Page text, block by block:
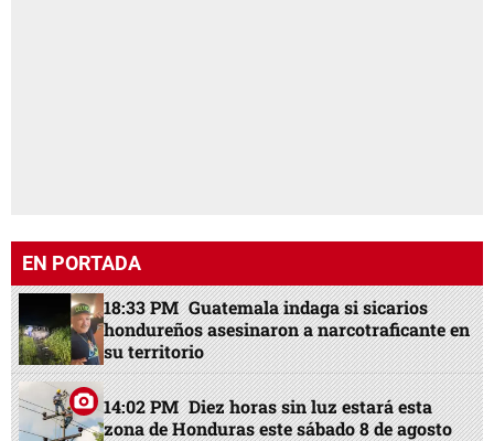
EN PORTADA
18:33 PM Guatemala indaga si sicarios
hondureños asesinaron a narcotraficante en
su territorio
14:02 PM Diez horas sin luz estará esta
zona de Honduras este sábado 8 de agosto